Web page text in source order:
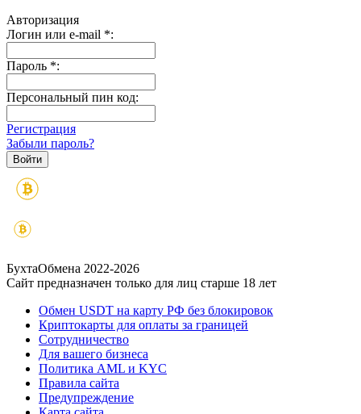
Авторизация
Логин или e-mail *:
Пароль *:
Персональный пин код:
Регистрация
Забыли пароль?
БухтаОбмена 2022-2026
Сайт предназначен только для лиц старше 18 лет
Обмен USDT на карту РФ без блокировок
Криптокарты для оплаты за границей
Сотрудничество
Для вашего бизнеса
Политика AML и KYC
Правила сайта
Предупреждение